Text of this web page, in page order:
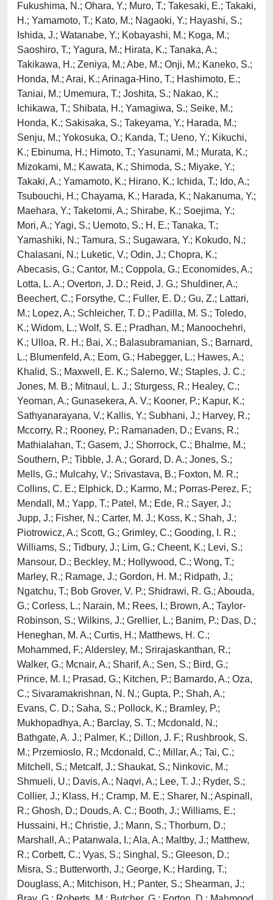
Fukushima, N.; Ohara, Y.; Muro, T.; Takesaki, E.; Takaki,
H.; Yamamoto, T.; Kato, M.; Nagaoki, Y.; Hayashi, S.;
Ishida, J.; Watanabe, Y.; Kobayashi, M.; Koga, M.;
Saoshiro, T.; Yagura, M.; Hirata, K.; Tanaka, A.;
Takikawa, H.; Zeniya, M.; Abe, M.; Onji, M.; Kaneko, S.;
Honda, M.; Arai, K.; Arinaga-Hino, T.; Hashimoto, E.;
Taniai, M.; Umemura, T.; Joshita, S.; Nakao, K.;
Ichikawa, T.; Shibata, H.; Yamagiwa, S.; Seike, M.;
Honda, K.; Sakisaka, S.; Takeyama, Y.; Harada, M.;
Senju, M.; Yokosuka, O.; Kanda, T.; Ueno, Y.; Kikuchi,
K.; Ebinuma, H.; Himoto, T.; Yasunami, M.; Murata, K.;
Mizokami, M.; Kawata, K.; Shimoda, S.; Miyake, Y.;
Takaki, A.; Yamamoto, K.; Hirano, K.; Ichida, T.; Ido, A.;
Tsubouchi, H.; Chayama, K.; Harada, K.; Nakanuma, Y.;
Maehara, Y.; Taketomi, A.; Shirabe, K.; Soejima, Y.;
Mori, A.; Yagi, S.; Uemoto, S.; H, E.; Tanaka, T.;
Yamashiki, N.; Tamura, S.; Sugawara, Y.; Kokudo, N.;
Chalasani, N.; Luketic, V.; Odin, J.; Chopra, K.;
Abecasis, G.; Cantor, M.; Coppola, G.; Economides, A.;
Lotta, L. A.; Overton, J. D.; Reid, J. G.; Shuldiner, A.;
Beechert, C.; Forsythe, C.; Fuller, E. D.; Gu, Z.; Lattari,
M.; Lopez, A.; Schleicher, T. D.; Padilla, M. S.; Toledo,
K.; Widom, L.; Wolf, S. E.; Pradhan, M.; Manoochehri,
K.; Ulloa, R. H.; Bai, X.; Balasubramanian, S.; Barnard,
L.; Blumenfeld, A.; Eom, G.; Habegger, L.; Hawes, A.;
Khalid, S.; Maxwell, E. K.; Salerno, W.; Staples, J. C.;
Jones, M. B.; Mitnaul, L. J.; Sturgess, R.; Healey, C.;
Yeoman, A.; Gunasekera, A. V.; Kooner, P.; Kapur, K.;
Sathyanarayana, V.; Kallis, Y.; Subhani, J.; Harvey, R.;
Mccorry, R.; Rooney, P.; Ramanaden, D.; Evans, R.;
Mathialahan, T.; Gasem, J.; Shorrock, C.; Bhalme, M.;
Southern, P.; Tibble, J. A.; Gorard, D. A.; Jones, S.;
Mells, G.; Mulcahy, V.; Srivastava, B.; Foxton, M. R.;
Collins, C. E.; Elphick, D.; Karmo, M.; Porras-Perez, F.;
Mendall, M.; Yapp, T.; Patel, M.; Ede, R.; Sayer, J.;
Jupp, J.; Fisher, N.; Carter, M. J.; Koss, K.; Shah, J.;
Piotrowicz, A.; Scott, G.; Grimley, C.; Gooding, I. R.;
Williams, S.; Tidbury, J.; Lim, G.; Cheent, K.; Levi, S.;
Mansour, D.; Beckley, M.; Hollywood, C.; Wong, T.;
Marley, R.; Ramage, J.; Gordon, H. M.; Ridpath, J.;
Ngatchu, T.; Bob Grover, V. P.; Shidrawi, R. G.; Abouda,
G.; Corless, L.; Narain, M.; Rees, I.; Brown, A.; Taylor-
Robinson, S.; Wilkins, J.; Grellier, L.; Banim, P.; Das, D.;
Heneghan, M. A.; Curtis, H.; Matthews, H. C.;
Mohammed, F.; Aldersley, M.; Srirajaskanthan, R.;
Walker, G.; Mcnair, A.; Sharif, A.; Sen, S.; Bird, G.;
Prince, M. I.; Prasad, G.; Kitchen, P.; Barnardo, A.; Oza,
C.; Sivaramakrishnan, N. N.; Gupta, P.; Shah, A.;
Evans, C. D.; Saha, S.; Pollock, K.; Bramley, P.;
Mukhopadhya, A.; Barclay, S. T.; Mcdonald, N.;
Bathgate, A. J.; Palmer, K.; Dillon, J. F.; Rushbrook, S.
M.; Przemioslo, R.; Mcdonald, C.; Millar, A.; Tai, C.;
Mitchell, S.; Metcalf, J.; Shaukat, S.; Ninkovic, M.;
Shmueli, U.; Davis, A.; Naqvi, A.; Lee, T. J.; Ryder, S.;
Collier, J.; Klass, H.; Cramp, M. E.; Sharer, N.; Aspinall,
R.; Ghosh, D.; Douds, A. C.; Booth, J.; Williams, E.;
Hussaini, H.; Christie, J.; Mann, S.; Thorburn, D.;
Marshall, A.; Patanwala, I.; Ala, A.; Maltby, J.; Matthew,
R.; Corbett, C.; Vyas, S.; Singhal, S.; Gleeson, D.;
Misra, S.; Butterworth, J.; George, K.; Harding, T.;
Douglass, A.; Mitchison, H.; Panter, S.; Shearman, J.;